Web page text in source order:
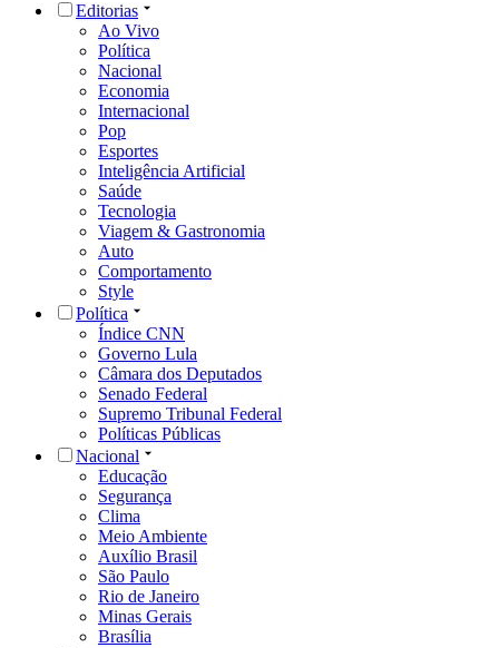
Editorias
Ao Vivo
Política
Nacional
Economia
Internacional
Pop
Esportes
Inteligência Artificial
Saúde
Tecnologia
Viagem & Gastronomia
Auto
Comportamento
Style
Política
Índice CNN
Governo Lula
Câmara dos Deputados
Senado Federal
Supremo Tribunal Federal
Políticas Públicas
Nacional
Educação
Segurança
Clima
Meio Ambiente
Auxílio Brasil
São Paulo
Rio de Janeiro
Minas Gerais
Brasília